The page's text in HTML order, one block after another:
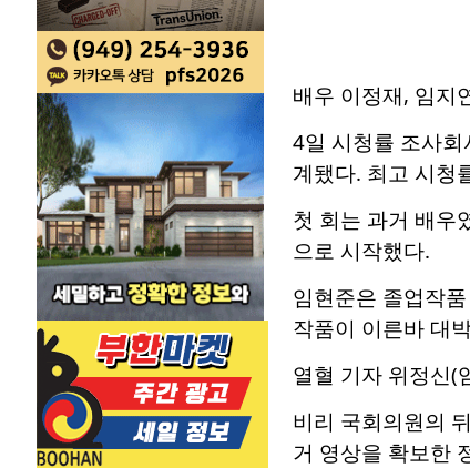
배우 이정재, 임지
4일 시청률 조사
계됐다. 최고 시청
첫 회는 과거 배우
으로 시작했다.
임현준은 졸업작
작품이 이른바 대
열혈 기자 위정신(
비리 국회의원의
거 영상을 확보한